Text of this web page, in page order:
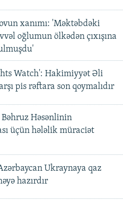
xanımı: 'Məktəbdəki
oğlumun ölkədən çıxışına
Watch': Hakimiyyət Əli
pis rəftara son qoymalıdır
Həsənlinin
üçün hələlik müraciət
Ukraynaya qaz
hazırdır